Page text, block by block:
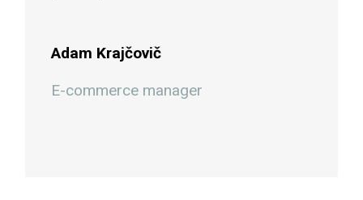
Adam Krajčovič
E-commerce manager